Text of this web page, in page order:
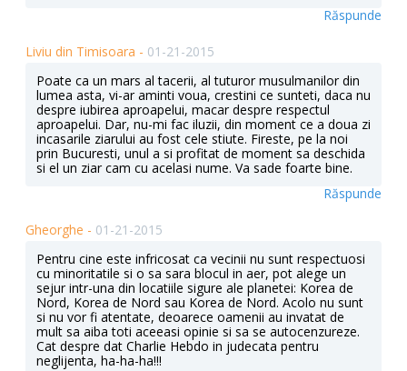
Răspunde
Liviu din Timisoara - 01-21-2015
Poate ca un mars al tacerii, al tuturor musulmanilor din
lumea asta, vi-ar aminti voua, crestini ce sunteti, daca nu
despre iubirea aproapelui, macar despre respectul
aproapelui. Dar, nu-mi fac iluzii, din moment ce a doua zi
incasarile ziarului au fost cele stiute. Fireste, pe la noi
prin Bucuresti, unul a si profitat de moment sa deschida
si el un ziar cam cu acelasi nume. Va sade foarte bine.
Răspunde
Gheorghe - 01-21-2015
Pentru cine este infricosat ca vecinii nu sunt respectuosi
cu minoritatile si o sa sara blocul in aer, pot alege un
sejur intr-una din locatiile sigure ale planetei: Korea de
Nord, Korea de Nord sau Korea de Nord. Acolo nu sunt
si nu vor fi atentate, deoarece oamenii au invatat de
mult sa aiba toti aceeasi opinie si sa se autocenzureze.
Cat despre dat Charlie Hebdo in judecata pentru
neglijenta, ha-ha-ha!!!